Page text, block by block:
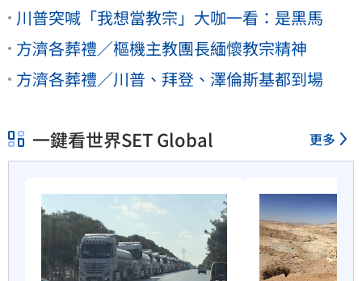
川普突喊「我想當教宗」大咖一看：是黑馬
方濟各葬禮／樞機主教團長緬懷教宗精神
方濟各葬禮／川普、拜登、澤倫斯基都到場
一鍵看世界SET Global 更多